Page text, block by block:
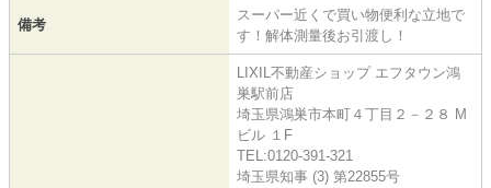
備考
スーパー近くで買い物便利な立地で
す！解体測量後お引渡し！
LIXIL不動産ショップ エフタウン鴻
巣駅前店
埼玉県鴻巣市本町４丁目２－２８ M
ビル １F
TEL:0120-391-321
埼玉県知事 (3) 第22855号